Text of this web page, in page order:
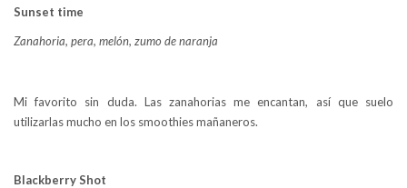
Sunset time
Zanahoria, pera, melón, zumo de naranja
Mi favorito sin duda. Las zanahorias me encantan, así que suelo
utilizarlas mucho en los smoothies mañaneros.
Blackberry Shot